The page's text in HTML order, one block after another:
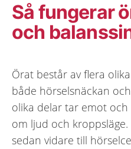
Så fungerar
och
Örat består av flera
både hörselsnäckan
olika delar tar emot
om ljud och
sedan vidare till